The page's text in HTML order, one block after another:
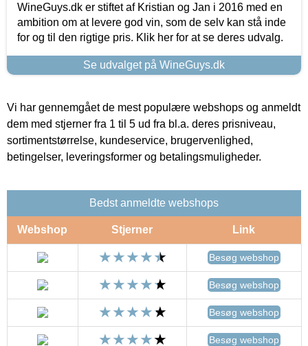
WineGuys.dk er stiftet af Kristian og Jan i 2016 med en
ambition om at levere god vin, som de selv kan stå inde
for og til den rigtige pris. Klik her for at se deres udvalg.
Se udvalget på WineGuys.dk
Vi har gennemgået de mest populære webshops og anmeldt
dem med stjerner fra 1 til 5 ud fra bl.a. deres prisniveau,
sortimentstørrelse, kundeservice, brugervenlighed,
betingelser, leveringsformer og betalingsmuligheder.
Bedst anmeldte webshops
Webshop Stjerner Link
Besøg webshop
Besøg webshop
Besøg webshop
Besøg webshop